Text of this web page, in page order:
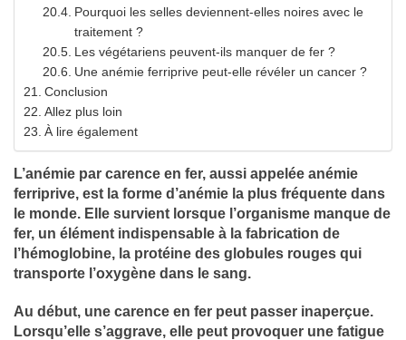
Pourquoi les selles deviennent-elles noires avec le
traitement ?
Les végétariens peuvent-ils manquer de fer ?
Une anémie ferriprive peut-elle révéler un cancer ?
Conclusion
Allez plus loin
À lire également
L’anémie par carence en fer, aussi appelée anémie
ferriprive, est la forme d’anémie la plus fréquente dans
le monde. Elle survient lorsque l’organisme manque de
fer, un élément indispensable à la fabrication de
l’hémoglobine, la protéine des globules rouges qui
transporte l’oxygène dans le sang.
Au début, une carence en fer peut passer inaperçue.
Lorsqu’elle s’aggrave, elle peut provoquer une fatigue